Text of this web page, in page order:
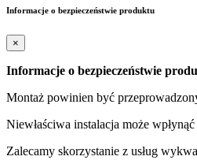
Informacje o bezpieczeństwie produktu
×
Informacje o bezpieczeństwie
Montaż powinien być
Niewłaściwa instalacja może
Zalecamy skorzystanie z usług